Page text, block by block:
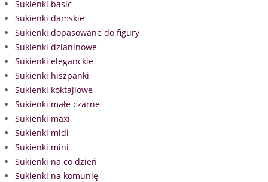
Sukienki basic
Sukienki damskie
Sukienki dopasowane do figury
Sukienki dzianinowe
Sukienki eleganckie
Sukienki hiszpanki
Sukienki koktajlowe
Sukienki małe czarne
Sukienki maxi
Sukienki midi
Sukienki mini
Sukienki na co dzień
Sukienki na komunię